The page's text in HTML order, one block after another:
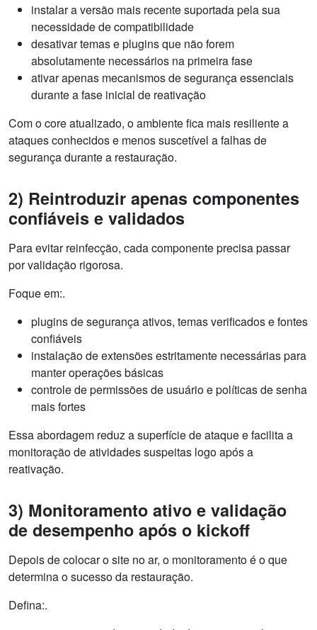
instalar a versão mais recente suportada pela sua
necessidade de compatibilidade
desativar temas e plugins que não forem
absolutamente necessários na primeira fase
ativar apenas mecanismos de segurança essenciais
durante a fase inicial de reativação
Com o core atualizado, o ambiente fica mais resiliente a
ataques conhecidos e menos suscetível a falhas de
segurança durante a restauração.
2) Reintroduzir apenas componentes
confiáveis e validados
Para evitar reinfecção, cada componente precisa passar
por validação rigorosa.
Foque em:.
plugins de segurança ativos, temas verificados e fontes
confiáveis
instalação de extensões estritamente necessárias para
manter operações básicas
controle de permissões de usuário e políticas de senha
mais fortes
Essa abordagem reduz a superfície de ataque e facilita a
monitoração de atividades suspeitas logo após a
reativação.
3) Monitoramento ativo e validação
de desempenho após o kickoff
Depois de colocar o site no ar, o monitoramento é o que
determina o sucesso da restauração.
Defina:.